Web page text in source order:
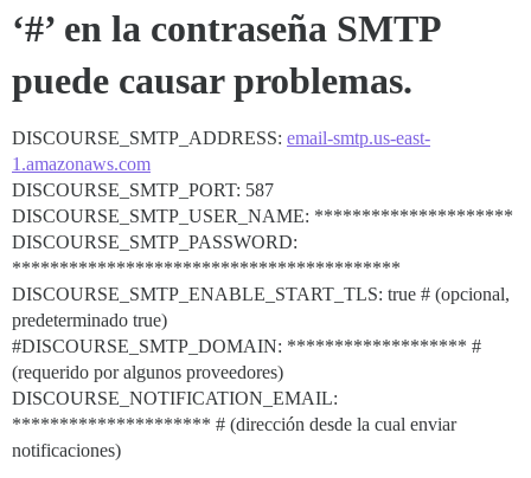
‘#’ en la contraseña SMTP
puede causar problemas.
DISCOURSE_SMTP_ADDRESS: email-smtp.us-east-
1.amazonaws.com
DISCOURSE_SMTP_PORT: 587
DISCOURSE_SMTP_USER_NAME: *********************
DISCOURSE_SMTP_PASSWORD:
*****************************************
DISCOURSE_SMTP_ENABLE_START_TLS: true # (opcional,
predeterminado true)
#DISCOURSE_SMTP_DOMAIN: ******************* #
(requerido por algunos proveedores)
DISCOURSE_NOTIFICATION_EMAIL:
********************* # (dirección desde la cual enviar
notificaciones)